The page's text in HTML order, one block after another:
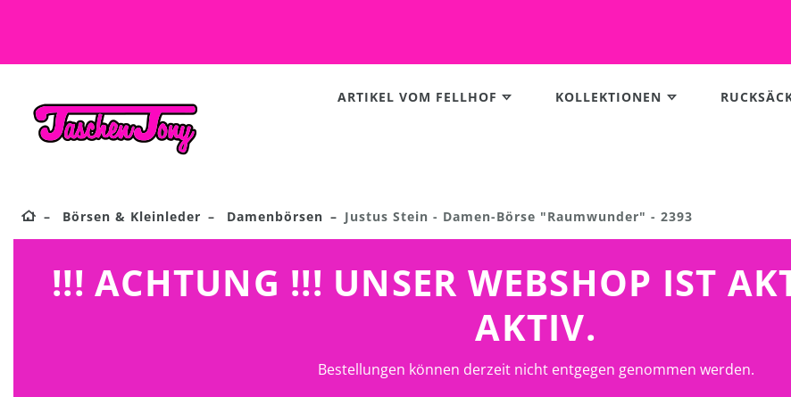
ARTIKEL VOM FELLHOF KOLLEKTIONEN
Börsen & Kleinleder Damenbörsen Justus Stein - Damen-Börse "Raumwunder" - 2393
!!! ACHTUNG !!! UNSER WEBSHOP IST
AKTIV.
Bestellungen können derzeit nicht entgegen genommen werden.